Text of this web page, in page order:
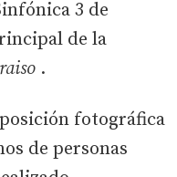
3 de
de la
.
fotográfica
de personas